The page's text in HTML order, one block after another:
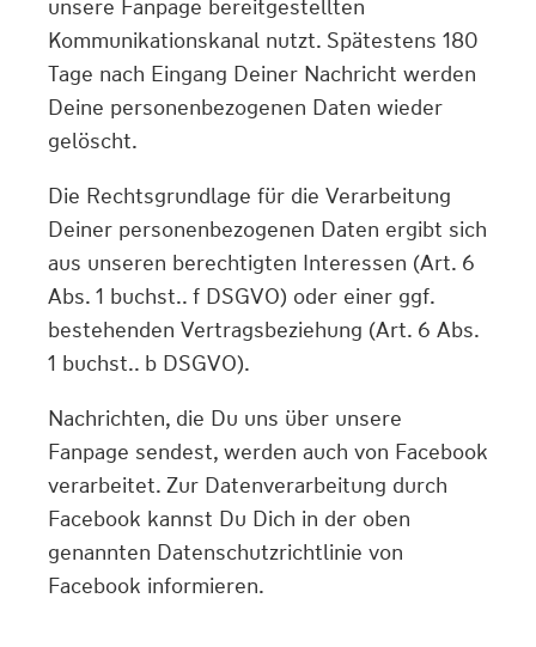
unsere Fanpage bereitgestellten
Kommunikationskanal nutzt. Spätestens 180
Tage nach Eingang Deiner Nachricht werden
Deine personenbezogenen Daten wieder
gelöscht.
Die Rechtsgrundlage für die Verarbeitung
Deiner personenbezogenen Daten ergibt sich
aus unseren berechtigten Interessen (Art. 6
Abs. 1 buchst.. f DSGVO) oder einer ggf.
bestehenden Vertragsbeziehung (Art. 6 Abs.
1 buchst.. b DSGVO).
Nachrichten, die Du uns über unsere
Fanpage sendest, werden auch von Facebook
verarbeitet. Zur Datenverarbeitung durch
Facebook kannst Du Dich in der oben
genannten Datenschutzrichtlinie von
Facebook informieren.